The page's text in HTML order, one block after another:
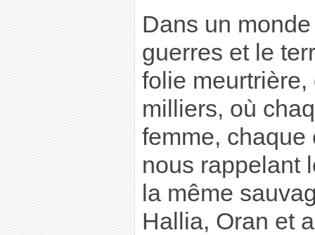
Dans un
guerres et le
folie
milliers, où
femme, chaque
nous rappelant
la même
Hallia, Oran et